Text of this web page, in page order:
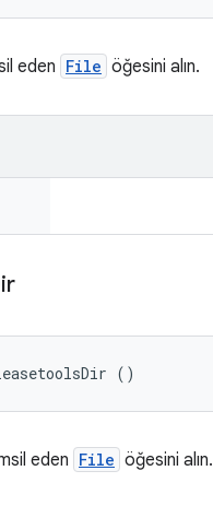
eden File öğesini alın.
()
eden File öğesini alın.